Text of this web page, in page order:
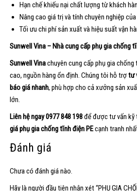
Hạn chế khiếu nại chất lượng từ khách
Nâng cao giá trị và tính chuyên nghiệp
Tối ưu chi phí sản xuất và hiệu suất vận
Sunwell Vina – Nhà cung cấp phụ gia chống
Sunwell Vinachuyên cung cấp phụ gia
cao, nguồn hàng ổn định. Chúng tôi hỗ trợtư
báo giá nhanh, phù hợp cho cả xưởng sản
lớn.
Liên hệ ngay 0977 848 198để được tư vấn kỹ
giá phụ gia chống tĩnh điện PEcạnh tranh
Đánh giá
Chưa có đánh giá nào.
Hãy là người đầu tiên nhận xét “PHỤ GIA